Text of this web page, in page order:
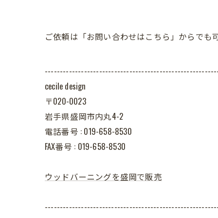
ご依頼は「お問い合わせはこちら」からでも
cecile design
〒020-0023
岩手県盛岡市内丸4-2
電話番号 : 019-658-8530
FAX番号 : 019-658-8530
ウッドバーニングを盛岡で販売